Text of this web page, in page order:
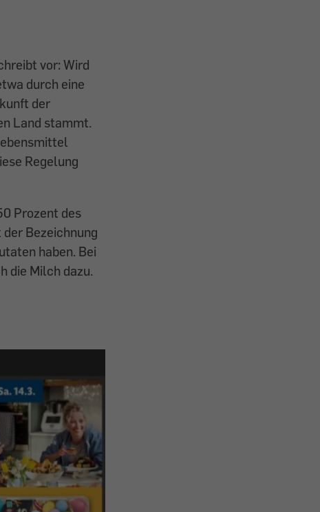
vor: Wird
durch eine
der
Land stammt.
Regelung
Prozent des
Bezeichnung
haben. Bei
die Milch dazu.